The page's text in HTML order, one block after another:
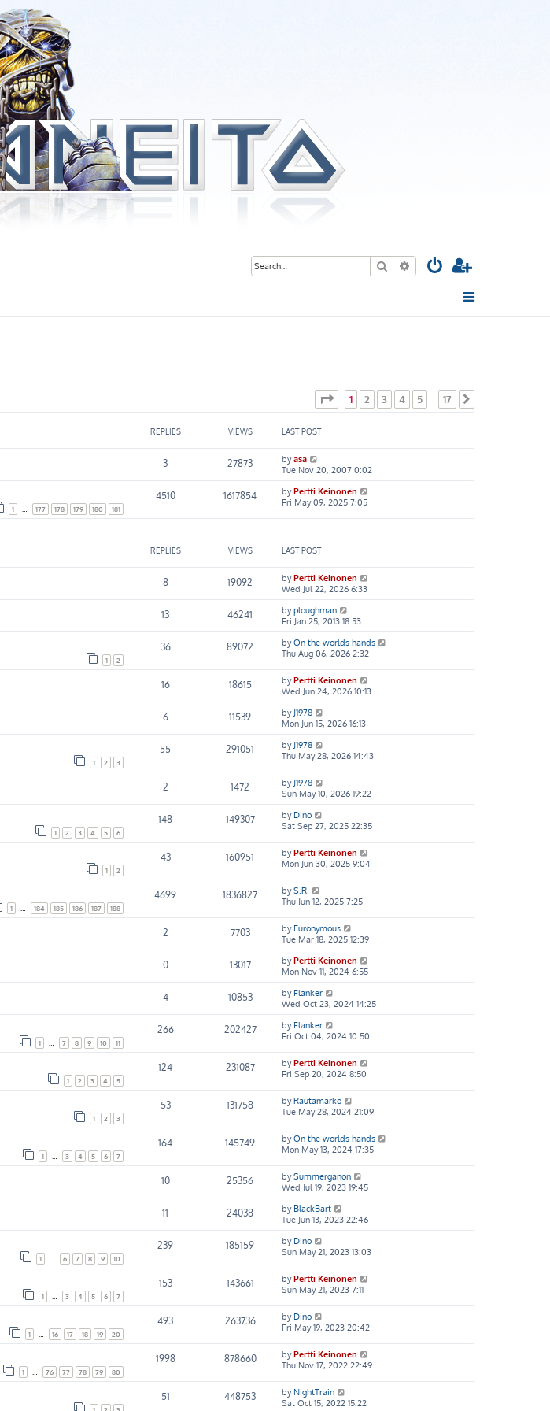
Search Advanced search
Page of 17
1 2 3 4 5 17
REPLIES VIEWS LAST POST
3 27873 byasa
Tue Nov 20, 2007 0:02
1 177 178 179 180 181
4510 1617854 byPertti Keinonen
Fri May 09, 2025 7:05
REPLIES VIEWS LAST POST
8 19092 byPertti Keinonen
Wed Jul 22, 2026 6:33
13 46241 byploughman
Fri Jan 25, 2013 18:53
1 2
36 89072 byOn the worlds hands
Thu Aug 06, 2026 2:32
16 18615 byPertti Keinonen
Wed Jun 24, 2026 10:13
6 11539 by J1978
Mon Jun 15, 2026 16:13
1 2 3
55 291051 by J1978
Thu May 28, 2026 14:43
2 1472 by J1978
Sun May 10, 2026 19:22
1 2 3 4 5 6
148 149307 by Dino
Sat Sep 27, 2025 22:35
1 2
43 160951 byPertti Keinonen
Mon Jun 30, 2025 9:04
1 184 185 186 187 188
4699 1836827 byS.R.
Thu Jun 12, 2025 7:25
2 7703 by Euronymous
Tue Mar 18, 2025 12:39
0 13017 byPertti Keinonen
Mon Nov 11, 2024 6:55
4 10853 by Flanker
Wed Oct 23, 2024 14:25
1 7 8 9 10 11
266 202427 by Flanker
Fri Oct 04, 2024 10:50
1 2 3 4 5
124 231087 byPertti Keinonen
Fri Sep 20, 2024 8:50
1 2 3
53 131758 byRautamarko
Tue May 28, 2024 21:09
1 3 4 5 6 7
164 145749 byOn the worlds hands
Mon May 13, 2024 17:35
10 25356 bySummerganon
Wed Jul 19, 2023 19:45
11 24038 by BlackBart
Tue Jun 13, 2023 22:46
1 6 7 8 9 10
239 185159 by Dino
Sun May 21, 2023 13:03
1 3 4 5 6 7
153 143661 byPertti Keinonen
Sun May 21, 2023 7:11
1 16 17 18 19 20
493 263736 by Dino
Fri May 19, 2023 20:42
1 76 77 78 79 80
1998 878660 byPertti Keinonen
Thu Nov 17, 2022 22:49
51 448753 by NightTrain
Sat Oct 15, 2022 15:22